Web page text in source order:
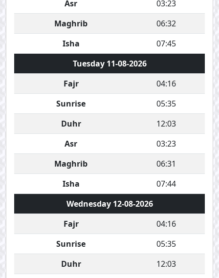
Asr
03:23
Maghrib
06:32
Isha
07:45
Tuesday 11-08-2026
Fajr
04:16
Sunrise
05:35
Duhr
12:03
Asr
03:23
Maghrib
06:31
Isha
07:44
Wednesday 12-08-2026
Fajr
04:16
Sunrise
05:35
Duhr
12:03